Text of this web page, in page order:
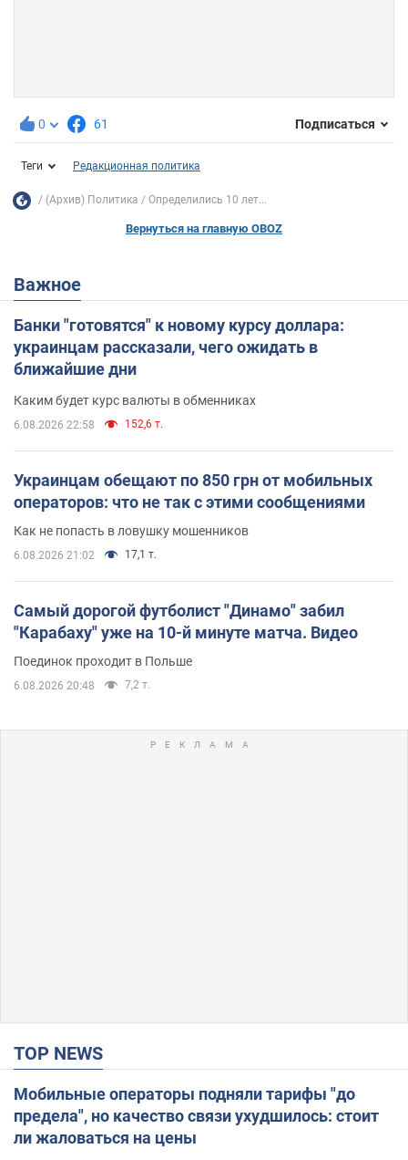
0 61 Подписаться
Теги Редакционная политика
(Архив) Политика Определились 10 лет...
Вернуться на главную OBOZ
Важное
Банки "готовятся" к новому курсу доллара:
украинцам рассказали, чего ожидать в
ближайшие дни
Каким будет курс валюты в обменниках
6.08.2026 22:58 152,6 т.
Украинцам обещают по 850 грн от мобильных
операторов: что не так с этими сообщениями
Как не попасть в ловушку мошенников
6.08.2026 21:02 17,1 т.
Самый дорогой футболист "Динамо" забил
"Карабаху" уже на 10-й минуте матча. Видео
Поединок проходит в Польше
6.08.2026 20:48 7,2 т.
TOP NEWS
Мобильные операторы подняли тарифы "до
предела", но качество связи ухудшилось: стоит
ли жаловаться на цены